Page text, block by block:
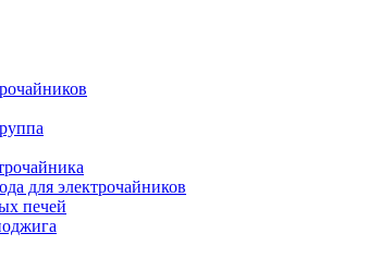
для электрочайников
печей